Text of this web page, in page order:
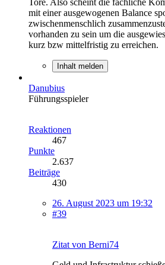
mit einer ausgewogenen Balance
zwischenmenschlich
vorhanden zu sein um die
kurz bzw mittelfristig zu erreichen.
Inhalt melden
Danubius
Führungsspieler
Reaktionen
467
Punkte
2.637
Beiträge
430
26. August 2023 um 19:32
#39
Zitat von Berni74